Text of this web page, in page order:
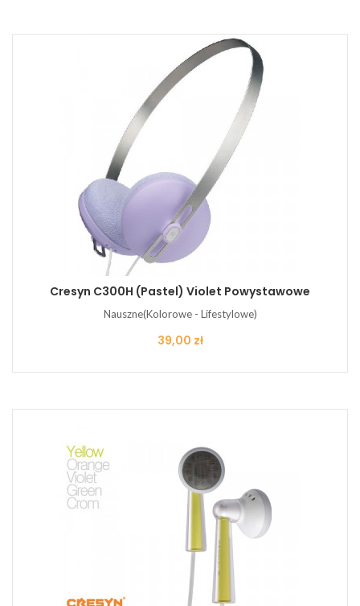
Cresyn C300H (pastel) Violet Powystawowe
Nauszne(Kolorowe - Lifestylowe)
Cena
39,00 zł